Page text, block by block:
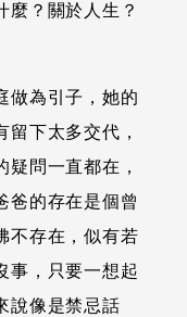
麼？關於人生？
做為引子，她的
下太多交代，
問一直都在，
爸的存在是個曾
不存在，似有若
事，只要一想起
說像是禁忌話